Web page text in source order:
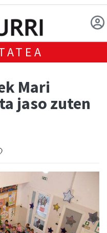
Mari
jaso zuten